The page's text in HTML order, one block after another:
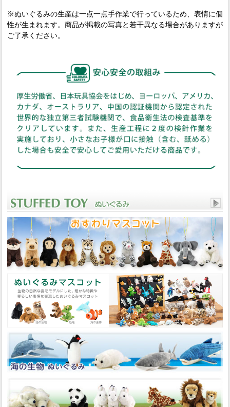
※ぬいぐるみの生産は一点一点手作業で行っているため、表情に個
性が生まれます。商品が掲載の写真と若干異なる場合がありますが
ご了承ください。